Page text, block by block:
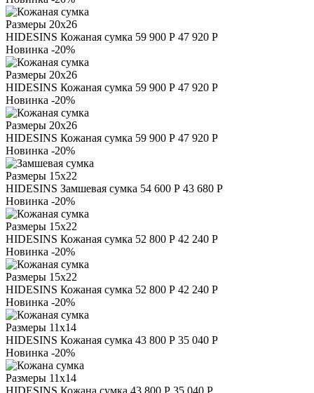
Размеры 20х26
HIDESINS Кожаная сумка 59 900 Р 47 920 Р
Новинка -20%
Размеры 20х26
HIDESINS Кожаная сумка 59 900 Р 47 920 Р
Новинка -20%
Размеры 20х26
HIDESINS Кожаная сумка 59 900 Р 47 920 Р
Новинка -20%
Размеры 15х22
HIDESINS Замшевая сумка 54 600 Р 43 680 Р
Новинка -20%
Размеры 15х22
HIDESINS Кожаная сумка 52 800 Р 42 240 Р
Новинка -20%
Размеры 15х22
HIDESINS Кожаная сумка 52 800 Р 42 240 Р
Новинка -20%
Размеры 11х14
HIDESINS Кожаная сумка 43 800 Р 35 040 Р
Новинка -20%
Размеры 11х14
HIDESINS Кожана сумка 43 800 Р 35 040 Р